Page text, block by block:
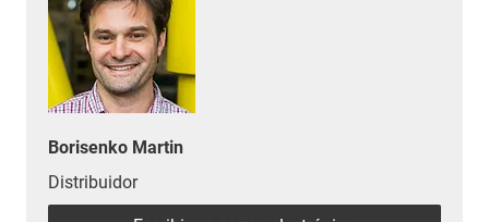
Borisenko Martin
Distribuidor